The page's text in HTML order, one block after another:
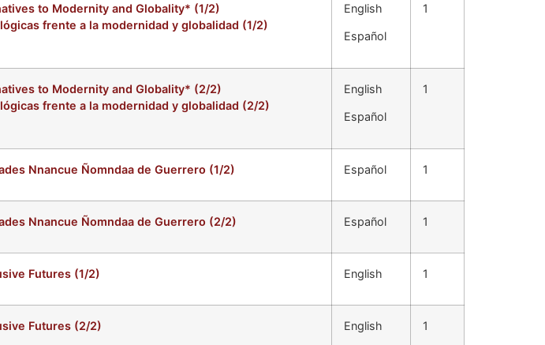
to Modernity and Globality* (1/2)
frente a la modernidad y globalidad (1/2)
English
Español
1
to Modernity and Globality* (2/2)
frente a la modernidad y globalidad (2/2)
English
Español
1
Nnancue Ñomndaa de Guerrero (1/2) Español 1
Nnancue Ñomndaa de Guerrero (2/2) Español 1
Futures (1/2) English 1
Futures (2/2) English 1